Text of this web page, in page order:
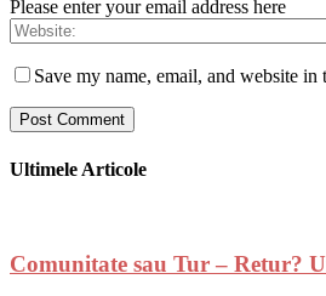
Please enter your email address here
Save my name, email, and website
Ultimele Articole
Comunitate sau Tur – Retur?